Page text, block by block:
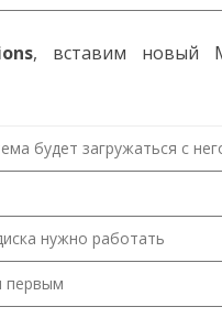
, вставим новый
будет загружаться с
нужно работать
первым